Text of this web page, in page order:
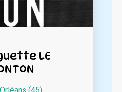
LE
Orléans (45)